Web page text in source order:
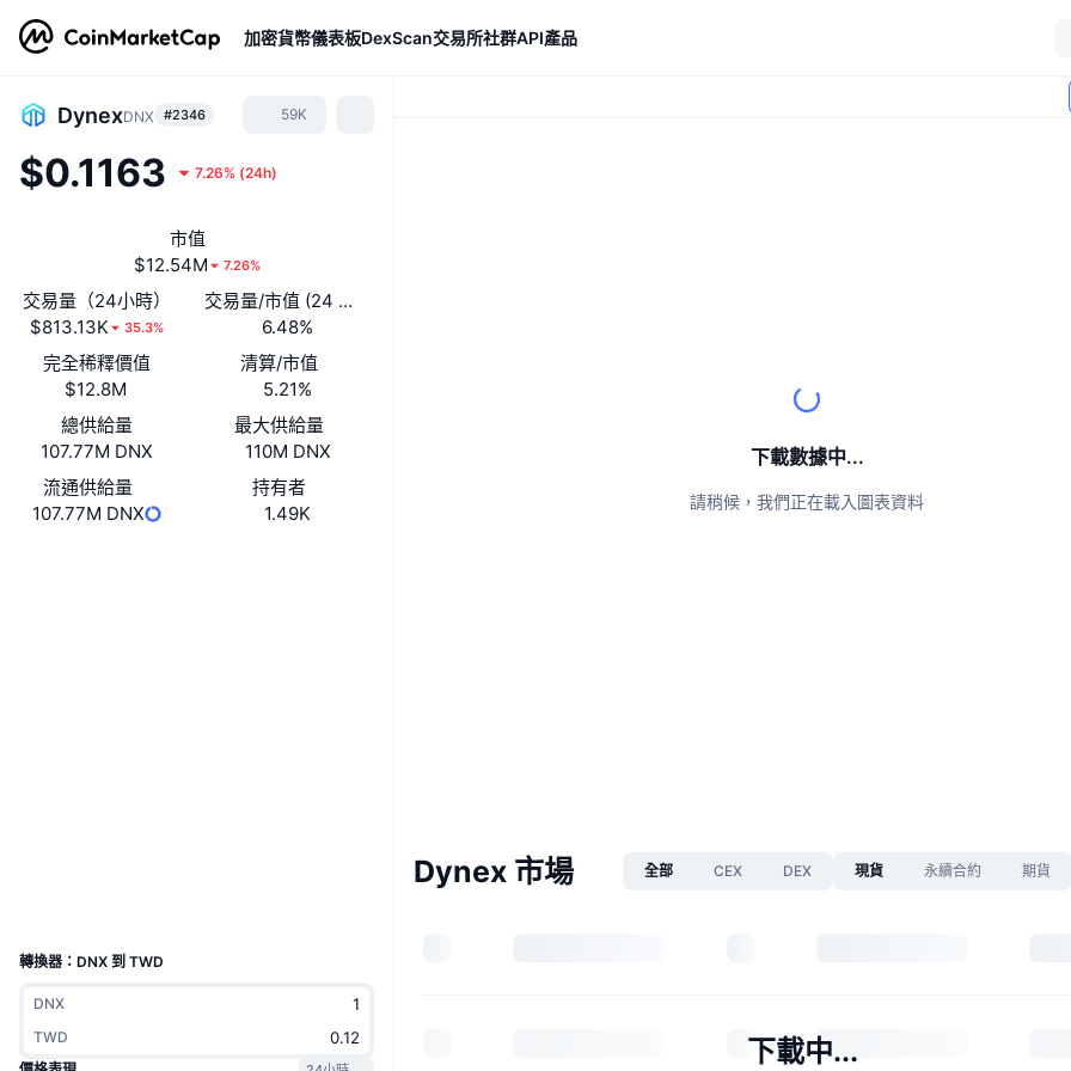
加密貨幣儀表板DexScan交易所社群API產品
DynexDNX #2346 59K
$0.1163 7.26% (24h)
市值
$12.54M
7.26%
交易量（24小時）
$813.13K
35.3%
交易量/市值 (24 小時)
6.48%
完全稀釋價值
$12.8M
清算/市值
5.21%
總供給量
107.77M DNX
最大供給量
110M DNX
流通供給量
107.77M DNX
持有者
1.49K
轉換器：DNX 到 TWD
DNX
TWD
下載數據中...
請稍候，我們正在載入圖表資料
Dynex 市場 全部 CEX DEX 現貨 永續合約 期貨
下載中...